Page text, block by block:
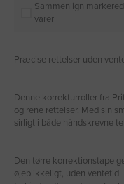
Sammenlign
varer
Præcise rettelser uden
Denne korrekturroller fra
og rene rettelser. Med sin
sirligt i både håndskrevne
Den tørre korrektionstape
øjeblikkeligt, uden